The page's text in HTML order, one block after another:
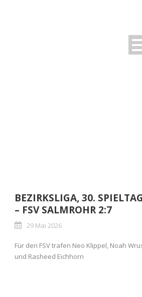
BEZIRKSLIGA, 30.
– FSV SALMROHR 2:7
29 Mai 2026
Für den FSV trafen Neo Klippel, Noah
und Rasheed Eichhorn